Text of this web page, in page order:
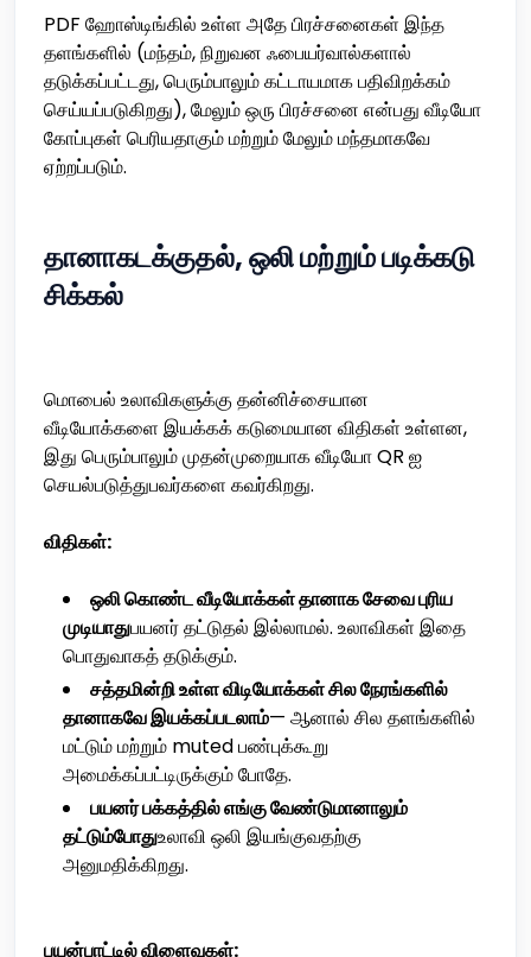
PDF ஹோஸ்டிங்கில் உள்ள அதே பிரச்சனைகள் இந்த
தளங்களில் (மந்தம், நிறுவன ஃபையர்வால்களால்
தடுக்கப்பட்டது, பெரும்பாலும் கட்டாயமாக பதிவிறக்கம்
செய்யப்படுகிறது), மேலும் ஒரு பிரச்சனை என்பது வீடியோ
கோப்புகள் பெரியதாகும் மற்றும் மேலும் மந்தமாகவே
ஏற்றப்படும்.
தானாகடக்குதல், ஒலி மற்றும் படிக்கடு
சிக்கல்
மொபைல் உலாவிகளுக்கு தன்னிச்சையான
வீடியோக்களை இயக்கக் கடுமையான விதிகள் உள்ளன,
இது பெரும்பாலும் முதன்முறையாக வீடியோ QR ஐ
செயல்படுத்துபவர்களை கவர்கிறது.
விதிகள்:
ஒலி கொண்ட வீடியோக்கள் தானாக சேவை புரிய
முடியாதுபயனர் தட்டுதல் இல்லாமல். உலாவிகள் இதை
பொதுவாகத் தடுக்கும்.
சத்தமின்றி உள்ள விடியோக்கள் சில நேரங்களில்
தானாகவே இயக்கப்படலாம்— ஆனால் சில தளங்களில்
மட்டும் மற்றும் muted பண்புக்கூறு
அமைக்கப்பட்டிருக்கும் போதே.
பயனர் பக்கத்தில் எங்கு வேண்டுமானாலும்
தட்டும்போதுஉலாவி ஒலி இயங்குவதற்கு
அனுமதிக்கிறது.
பயன்பாட்டில் விளைவுகள்: